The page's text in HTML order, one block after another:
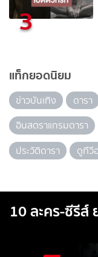
3
แท็กยอดนิยม
ข่าวบันเทิง ดารา
อินสตราแกรมดารา
ประวัติดารา
ดูทีวี
10 ละคร-ซีรี